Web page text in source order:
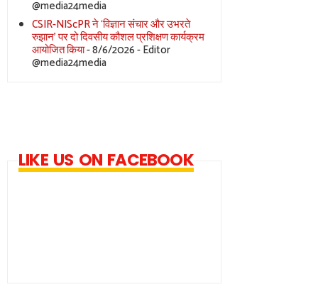
@media24media
CSIR-NIScPR ने ‘विज्ञान संचार और उभरते
रुझान’ पर दो दिवसीय कौशल प्रशिक्षण कार्यक्रम
आयोजित किया- 8/6/2026- Editor
@media24media
LIKE US ON FACEBOOK